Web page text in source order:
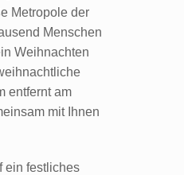
Metropole der
Menschen
Weihnachten
entfernt am
mit Ihnen
ein festliches